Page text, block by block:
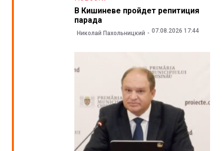
В Кишиневе пройдет репитиция
парада
Николай Пахольницкий 07.08.2026 17:44